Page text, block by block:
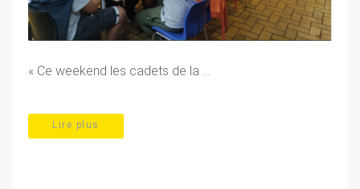
« Ce weekend les cadets de la ...
Lire plus